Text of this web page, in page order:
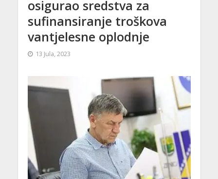
osigurao sredstva za
sufinansiranje troškova
vantjelesne oplodnje
13 Jula, 2023